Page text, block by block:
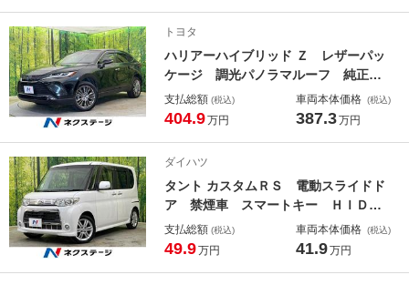
プレイ
トヨタ
ハリアーハイブリッド Ｚ レザーパッ
ケージ 調光パノラマルーフ 純正１
２．３型ナビ 全周囲カメラ ＪＢＬ
サウンド １５００ｗ電源 セーフテ
ートベンチレーション ドラレコ
支払総額 (税込)
404.9万円
車両本体価格 (税込)
387.3万円
ダイハツ
タント カスタムＲＳ 電動スライドド
ア 禁煙車 スマートキー ＨＩＤヘ
ッド フォグランプ ＥＴＣ 純正１
５インチＡＷ オートエアコン オー
支払総額 (税込)
49.9万円
車両本体価格 (税込)
41.9万円